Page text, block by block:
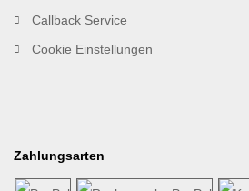
Callback Service
Cookie Einstellungen
Zahlungsarten